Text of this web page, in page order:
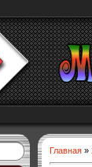
Главная »